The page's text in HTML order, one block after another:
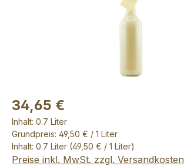
34,65 €
Inhalt: 0.7 Liter
Grundpreis: 49,50 € / 1 Liter
Inhalt: 0.7 Liter (49,50 € / 1 Liter)
Preise inkl. MwSt. zzgl. Versandkosten